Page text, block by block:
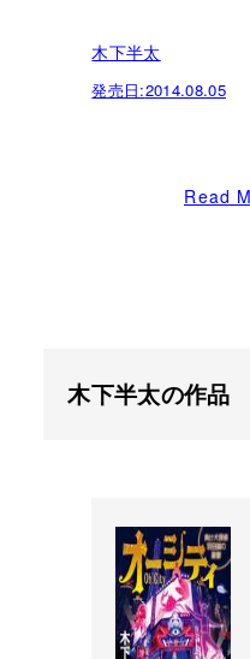
木下半太
発売日:2014.08.05
Read
木下半太の作品